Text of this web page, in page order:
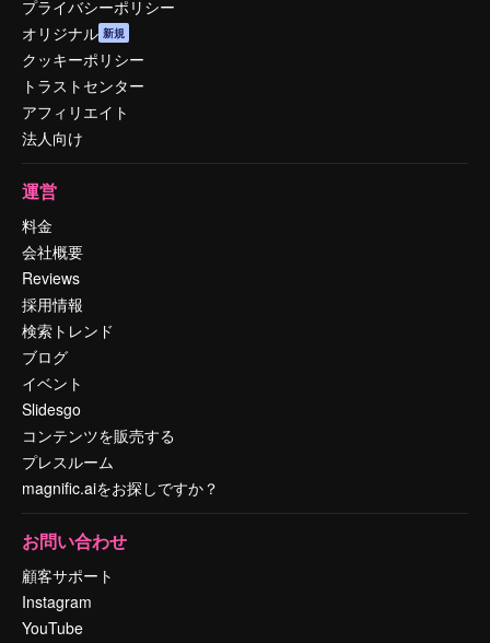
プライバシーポリシー
オリジナル 新規
クッキーポリシー
トラストセンター
アフィリエイト
法人向け
運営
料金
会社概要
Reviews
採用情報
検索トレンド
ブログ
イベント
Slidesgo
コンテンツを販売する
プレスルーム
magnific.aiをお探しですか？
お問い合わせ
顧客サポート
Instagram
YouTube